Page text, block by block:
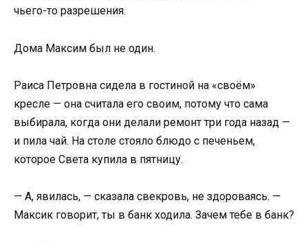
чьего-то разрешения.
Дома Максим был не один.
Раиса Петровна сидела в гостиной на «своём»
кресле — она считала его своим, потому что сама
выбирала, когда они делали ремонт три года назад —
и пила чай. На столе стояло блюдо с печеньем,
которое Света купила в пятницу.
— А, явилась, — сказала свекровь, не здороваясь. —
Максик говорит, ты в банк ходила. Зачем тебе в банк?